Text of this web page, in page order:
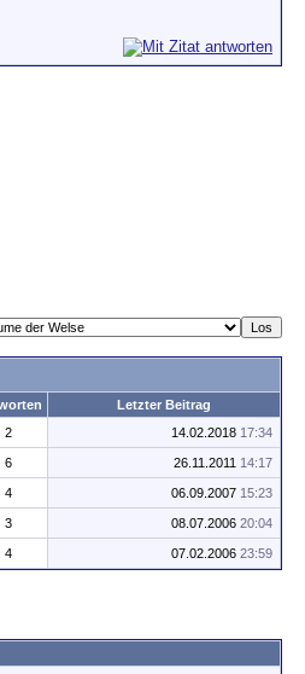
Letzter Beitrag
2 14.02.2018 17:34
6 26.11.2011 14:17
4 06.09.2007 15:23
3 08.07.2006 20:04
4 07.02.2006 23:59